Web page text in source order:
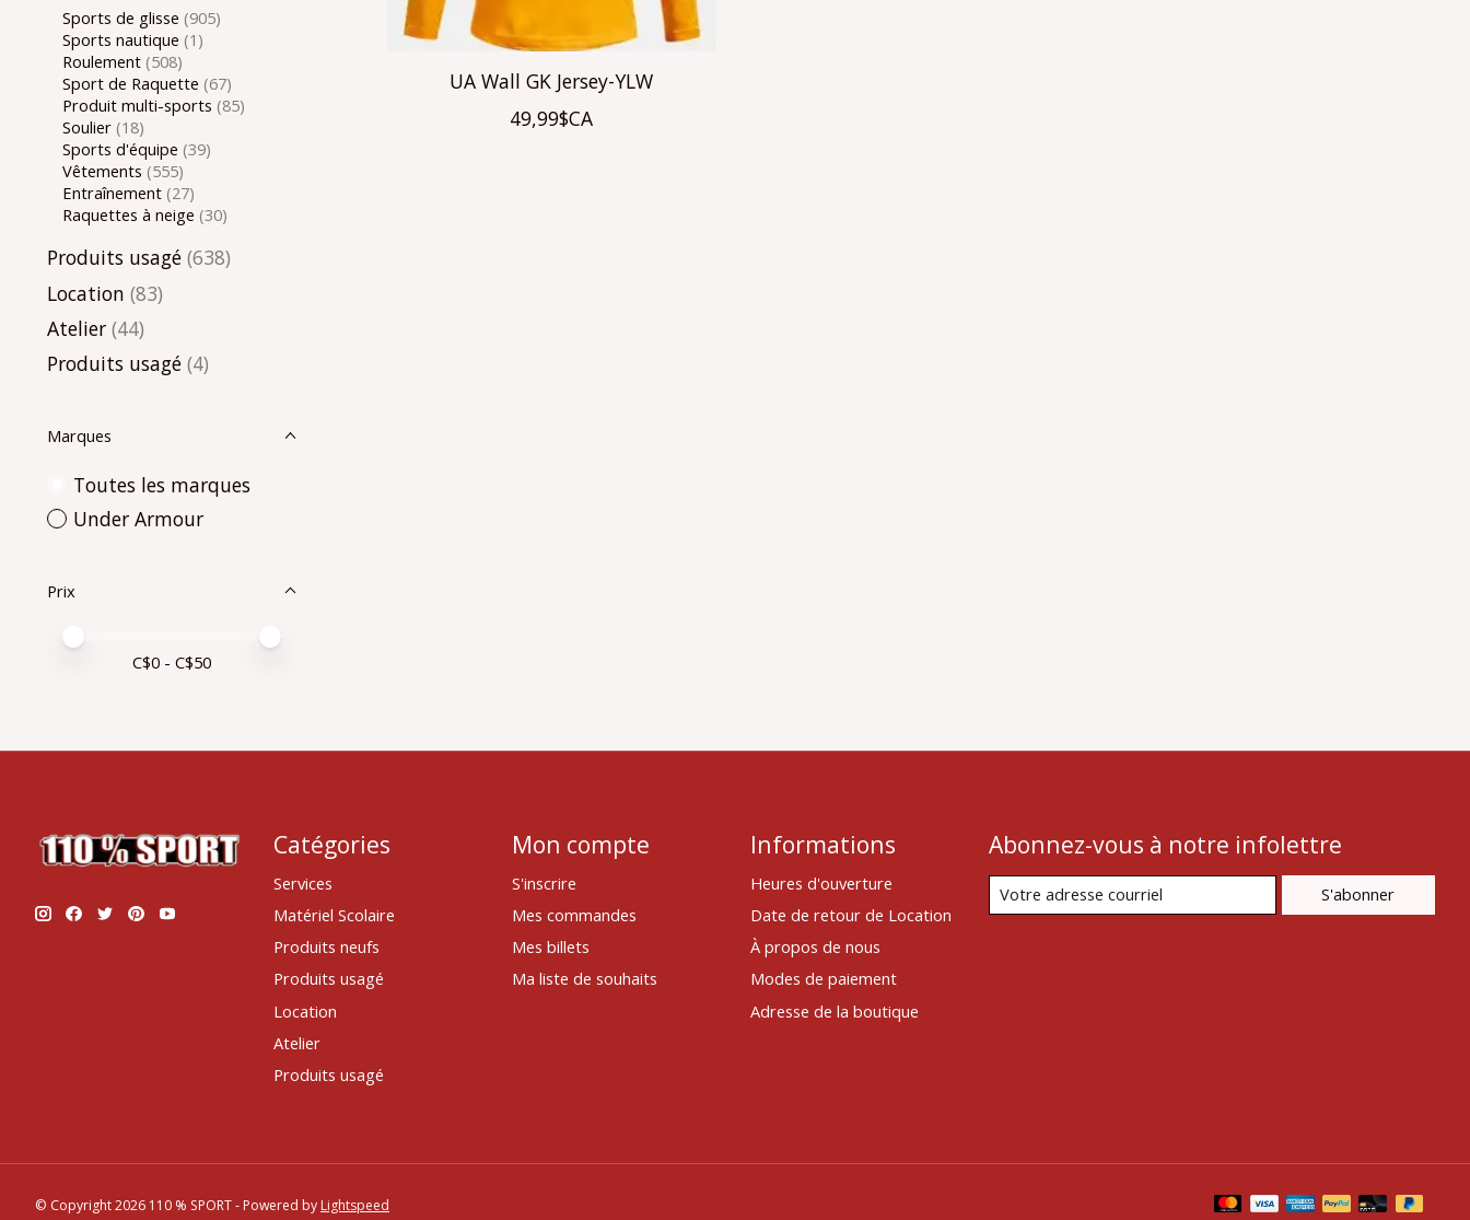
Sports de glisse (905)
Sports nautique (1)
Roulement (508)
Sport de Raquette (67)
Produit multi-sports (85)
Soulier (18)
Sports d'équipe (39)
Vêtements (555)
Entraînement (27)
Raquettes à neige (30)
Produits usagé (638)
Location (83)
Atelier (44)
Produits usagé (4)
Marques
Toutes les marques
Under Armour
Prix
Prix minimum
Price maximum value
C$0 - C$50
UA Wall GK Jersey-YLW
49,99$CA
Catégories
Services
Matériel Scolaire
Produits neufs
Produits usagé
Location
Atelier
Produits usagé
Mon compte
S'inscrire
Mes commandes
Mes billets
Ma liste de souhaits
Informations
Heures d'ouverture
Date de retour de Location
À propos de nous
Modes de paiement
Adresse de la boutique
Abonnez-vous à notre infolettre
S'abonner
© Copyright 2026 110 % SPORT - Powered by Lightspeed